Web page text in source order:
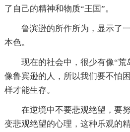
了自己的精神和物质“王国”。
鲁滨逊的所作所为，显示了
本色。
现在的社会中，很少有像“荒
像鲁宾逊的人，所以我们要不怕
样才能生存。
在逆境中不要悲观绝望，要
变悲观绝望的心理，这种乐观的